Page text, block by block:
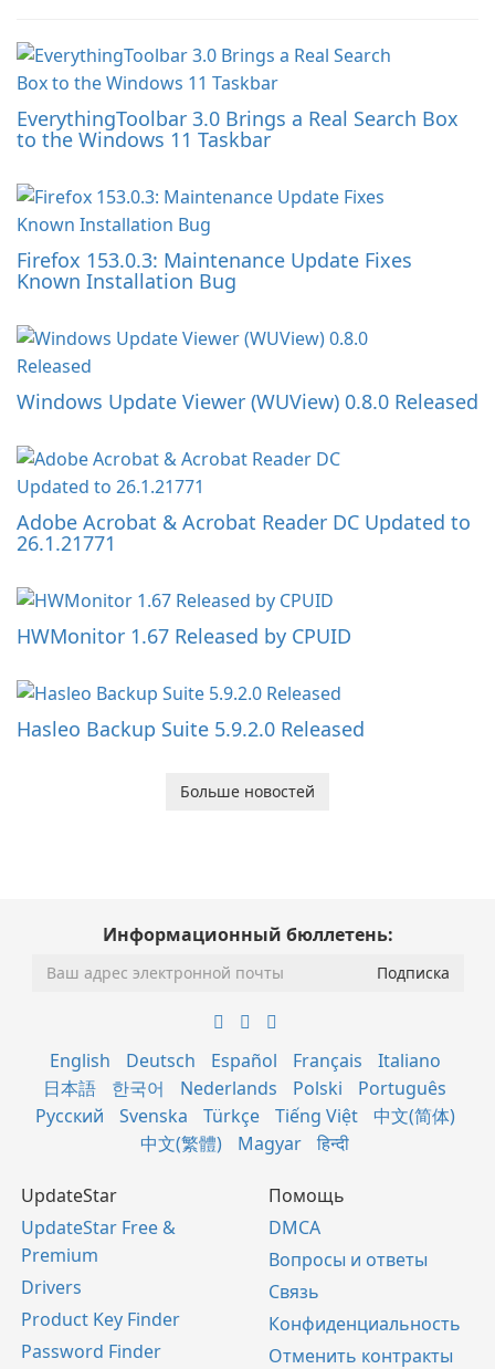
EverythingToolbar 3.0 Brings a Real Search Box
to the Windows 11 Taskbar
Firefox 153.0.3: Maintenance Update Fixes
Known Installation Bug
Windows Update Viewer (WUView) 0.8.0 Released
Adobe Acrobat & Acrobat Reader DC Updated to
26.1.21771
HWMonitor 1.67 Released by CPUID
Hasleo Backup Suite 5.9.2.0 Released
Больше новостей
Информационный бюллетень:
English Deutsch Español Français
Italiano
日本語
한국어 Nederlands Polski
Português
Русский
Svenska Türkçe Tiếng Việt
中文(简体)
中文(繁體)
Magyar हिन्दी
UpdateStar
UpdateStar Free &
Premium
Drivers
Product Key Finder
Password Finder
Помощь
DMCA
Вопросы и ответы
Связь
Конфиденциальность
Отменить контракты